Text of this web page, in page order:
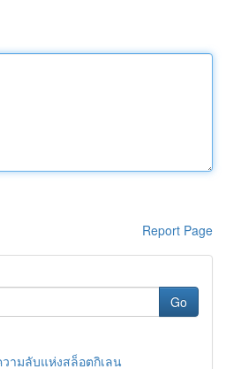
Report Page
Go
วามลับแห่งสล็อตกิเลน